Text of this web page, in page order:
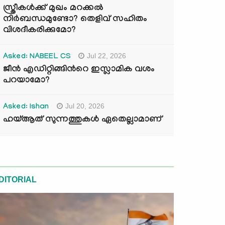
സ്ത്രീകൾക്ക് മുഖം മറക്കൽ
നിർബന്ധമുണ്ടോ? തെളിവ് സഹിതം
വിശദീകരിക്കുമോ?
Asked: NABEEL CS Jul 22, 2026
ജീൻ എഡിറ്റിങ്ങിന്‍റെ ഇസ്ലാമിക വശം
പറയാമോ?
Asked: Ishan Jul 20, 2026
ഹയ്ആത് സുന്നത്തുകൾ ഏതെല്ലാമാണ്